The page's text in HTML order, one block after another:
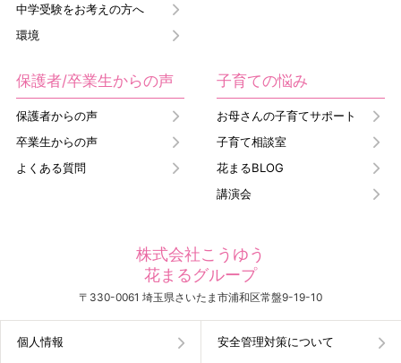
中学受験をお考えの方へ
環境
保護者/卒業生からの声
保護者からの声
卒業生からの声
よくある質問
子育ての悩み
お母さんの子育てサポート
子育て相談室
花まるBLOG
講演会
株式会社こうゆう
花まるグループ
〒330-0061 埼玉県さいたま市浦和区常盤9-19-10
個人情報 安全管理対策について